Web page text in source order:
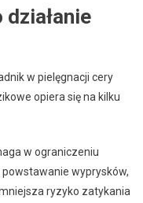
w pielęgnacji cery
opiera się na kilku
w ograniczeniu
wyprysków,
ryzyko zatykania